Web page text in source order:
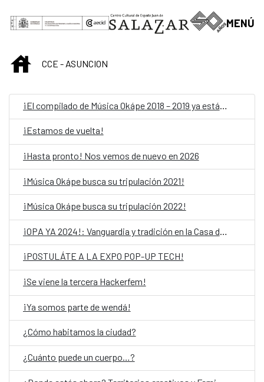
MENÚ
INICIOCCE - ASUNCION
¡Estamos de vuelta!
¡Hasta pronto! Nos vemos de nuevo en 2026
¡Música Okápe busca su tripulación 2021!
¡Música Okápe busca su tripulación 2022!
¡OPA YA 2024!: Vanguardia y tradición en la Casa del Bicentenario de las Artes Visuales
¡POSTULÁTE A LA EXPO POP-UP TECH!
¡Se viene la tercera Hackerfem!
¡Ya somos parte de wendá!
¿Cómo habitamos la ciudad?
¿Cuánto puede un cuerpo…?